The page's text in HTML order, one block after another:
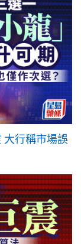
大行稱市場誤